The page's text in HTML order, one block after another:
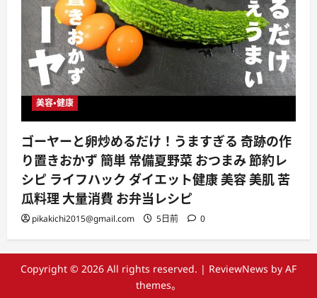
美容・健康
ゴーヤーと卵炒めるだけ！うますぎる 奇跡の作
り置きおかず 簡単 常備夏野菜 おつまみ 節約レ
シピ ライフハック ダイエット健康 美容 美肌 苦
瓜料理 大量消費 お弁当レシピ
pikakichi2015@gmail.com 5日前 0
Copyright © 2026 All rights reserved. | ReviewNews by AF
themes。